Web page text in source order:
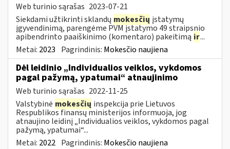
Web turinio sąrašas 2023-07-21
Siekdami užtikrinti sklandų mokesčių įstatymų
įgyvendinimą, parengėme PVM įstatymo 49 straipsnio
apibendrinto paaiškinimo (komentaro) pakeitimą ir...
Metai: 2023 Pagrindinis: Mokesčio naujiena
Dėl leidinio „Individualios veiklos, vykdomos
pagal pažymą, ypatumai“ atnaujinimo
Web turinio sąrašas 2022-11-25
Valstybinė mokesčių inspekcija prie Lietuvos
Respublikos finansų ministerijos informuoja, jog
atnaujino leidinį „Individualios veiklos, vykdomos pagal
pažymą, ypatumai“...
Metai: 2022 Pagrindinis: Mokesčio naujiena